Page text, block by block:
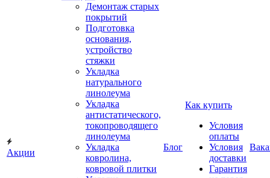
Акции
Демонтаж старых
покрытий
Подготовка
основания,
устройство
стяжки
Укладка
натурального
линолеума
Укладка
антистатического,
токопроводящего
линолеума
Укладка
ковролина,
ковровой плитки
Блог
Как купить
Условия
оплаты
Условия
доставки
Гарантия